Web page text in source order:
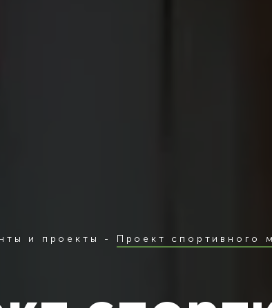
и проекты - Проект спортивного